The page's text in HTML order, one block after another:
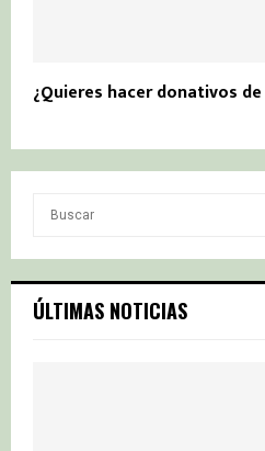
¿Quieres hacer donativos
c
h
ÚLTIMAS NOTICIAS